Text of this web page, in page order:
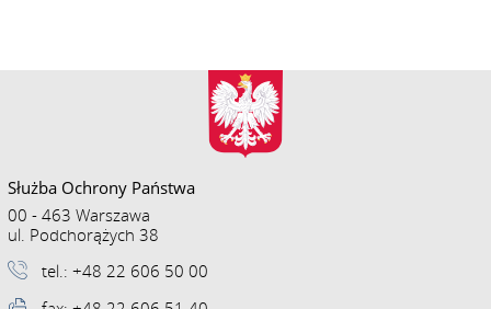
Służba Ochrony Państwa
00 - 463 Warszawa
ul. Podchorążych 38
tel.: +48 22 606 50 00